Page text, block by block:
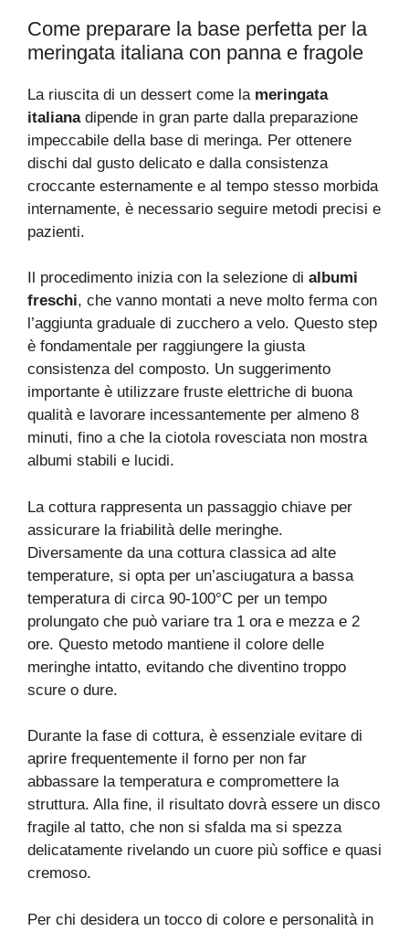
Come preparare la base perfetta per la
meringata italiana con panna e fragole
La riuscita di un dessert come la meringata
italianadipende in gran parte dalla preparazione
impeccabile della base di meringa. Per ottenere
dischi dal gusto delicato e dalla consistenza
croccante esternamente e al tempo stesso morbida
internamente, è necessario seguire metodi precisi e
pazienti.
Il procedimento inizia con la selezione di albumi
freschi, che vanno montati a neve molto ferma con
l’aggiunta graduale di zucchero a velo. Questo step
è fondamentale per raggiungere la giusta
consistenza del composto. Un suggerimento
importante è utilizzare fruste elettriche di buona
qualità e lavorare incessantemente per almeno 8
minuti, fino a che la ciotola rovesciata non mostra
albumi stabili e lucidi.
La cottura rappresenta un passaggio chiave per
assicurare la friabilità delle meringhe.
Diversamente da una cottura classica ad alte
temperature, si opta per un’asciugatura a bassa
temperatura di circa 90-100°C per un tempo
prolungato che può variare tra 1 ora e mezza e 2
ore. Questo metodo mantiene il colore delle
meringhe intatto, evitando che diventino troppo
scure o dure.
Durante la fase di cottura, è essenziale evitare di
aprire frequentemente il forno per non far
abbassare la temperatura e compromettere la
struttura. Alla fine, il risultato dovrà essere un disco
fragile al tatto, che non si sfalda ma si spezza
delicatamente rivelando un cuore più soffice e quasi
cremoso.
Per chi desidera un tocco di colore e personalità in